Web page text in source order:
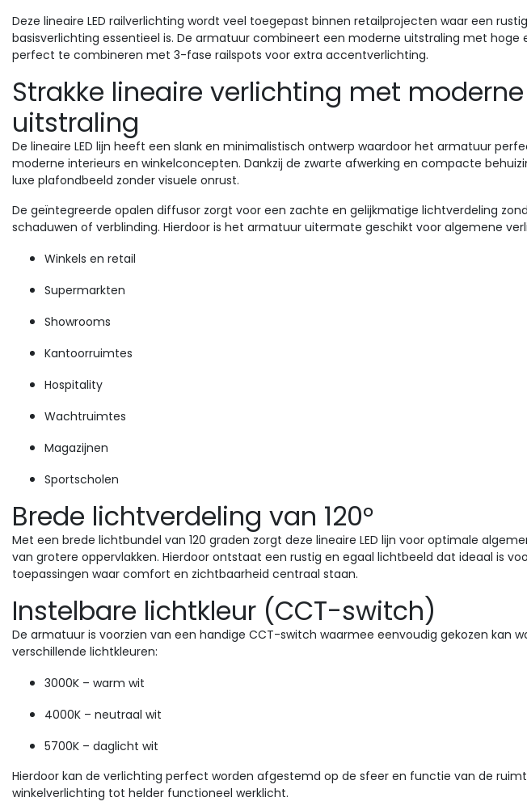
Deze lineaire LED railverlichting wordt veel toegepast binnen retailprojecten waar een
basisverlichting essentieel is. De armatuur combineert een moderne uitstraling met hoge
perfect te combineren met 3-fase railspots voor extra accentverlichting.
Strakke lineaire verlichting met moderne
uitstraling
De lineaire LED lijn heeft een slank en minimalistisch ontwerp waardoor het armatuur
moderne interieurs en winkelconcepten. Dankzij de zwarte afwerking en compacte
luxe plafondbeeld zonder visuele onrust.
De geïntegreerde opalen diffusor zorgt voor een zachte en gelijkmatige lichtverdeling
schaduwen of verblinding. Hierdoor is het armatuur uitermate geschikt voor algemene
Winkels en retail
Supermarkten
Showrooms
Kantoorruimtes
Hospitality
Wachtruimtes
Magazijnen
Sportscholen
Brede lichtverdeling van 120°
Met een brede lichtbundel van 120 graden zorgt deze lineaire LED lijn voor optimale
van grotere oppervlakken. Hierdoor ontstaat een rustig en egaal lichtbeeld dat ideaal is
toepassingen waar comfort en zichtbaarheid centraal staan.
Instelbare lichtkleur (CCT-switch)
De armatuur is voorzien van een handige CCT-switch waarmee eenvoudig gekozen kan
verschillende lichtkleuren:
3000K – warm wit
4000K – neutraal wit
5700K – daglicht wit
Hierdoor kan de verlichting perfect worden afgestemd op de sfeer en functie van de
winkelverlichting tot helder functioneel werklicht.
geschikt voor SONOS
ERA adapter voor
3-fase rails - Zwart
SONOS ERA adapters
5 jaar garantie ✓
in wit, zwart of grijs
vele Sonos speakers
✓ G...
Excl. btw
Sale
3-FASE instelbare lineaire
LED lijn 60cm zwart 120
LINA60ZWART
lijn 60cm zwart 120 graden
bundel -
LINA60ZWART.Instelbaar in
€94,00
3-FASE
LED lijn 56cm
IRIS56ZWART
lijn 56cm zwart
bundel -
€77,27 Excl. btw